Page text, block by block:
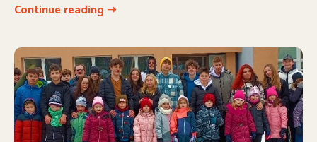
Continue reading ➝